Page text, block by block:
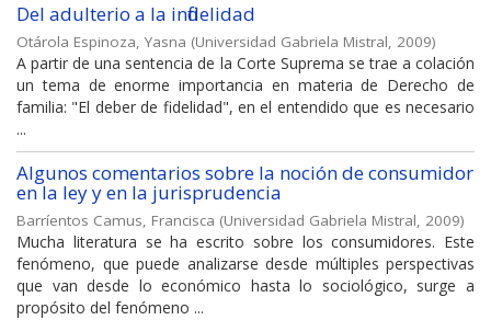
Del adulterio a la infidelidad
Otárola Espinoza, Yasna (Universidad Gabriela Mistral, 2009)
A partir de una sentencia de la Corte Suprema se trae a colación
un tema de enorme importancia en materia de Derecho de
familia: "El deber de fidelidad", en el entendido que es necesario
...
Algunos comentarios sobre la noción de consumidor
en la ley y en la jurisprudencia
Barríentos Camus, Francisca (Universidad Gabriela Mistral, 2009)
Mucha literatura se ha escrito sobre los consumidores. Este
fenómeno, que puede analizarse desde múltiples perspectivas
que van desde lo económico hasta lo sociológico, surge a
propósito del fenómeno ...